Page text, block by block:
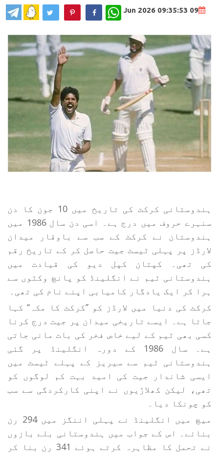
09 Jun 2026 09:35:53
WhatsApp
ہندوستانی کرکٹ کی تاریخ میں 10 جون کا دن
سنہرے حروف میں درج ہے۔ اسی دن سال 1986 میں
ہندوستان نے کرکٹ کے سب سے باوقار میدان
لارڈز پر پہلی ٹیسٹ جیت حاصل کر کے تاریخ رقم
کی تھی۔ کپتان کپل دیو کی قیادت میں
ہندوستانی ٹیم نے انگلینڈ کو پانچ وکٹوں سے
ہرا کر ایک یادگار کامیابی اپنے نام کی تھی۔
کرکٹ کی دنیا میں لارڈز کو ’’کرکٹ کا مکہ‘‘ کہا
جاتا ہے۔ ایسے تاریخی میدان پر جیت درج کرنا
کسی بھی ٹیم کے لیے خاص فخر کی بات مانی جاتی
ہے۔ سال 1986 کے دورہ انگلینڈ پر گئی
ہندوستانی ٹیم سے سیریز کے پہلے ٹیسٹ میں
ایسی شاندار جیت کی امید بہت کم لوگوں کو
تھی، لیکن کھلاڑیوں نے اپنی کارکردگی سے سب
کو چونکا دیا۔
میچ میں انگلینڈ نے پہلی اننگز میں 294 رن
بنائے۔ اس کے جواب میں ہندوستانی بلے بازوں
نے تحمل کا مظاہرہ کرتے ہوئے 341 رن بنا کر